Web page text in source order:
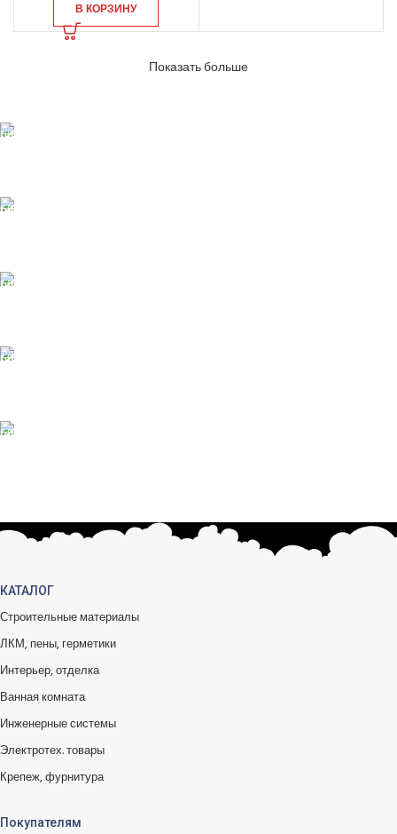
В КОРЗИНУ
Показать больше
КАТАЛОГ
Строительные материалы
ЛКМ, пены, герметики
Интерьер, отделка
Ванная комната
Инженерные системы
Электротех. товары
Крепеж, фурнитура
Покупателям